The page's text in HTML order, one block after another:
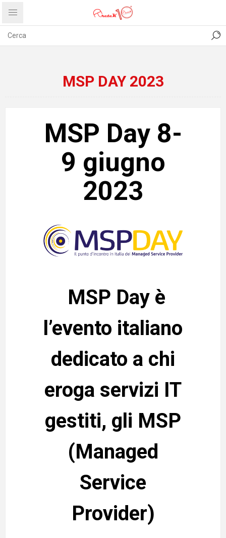
PRIVACY ABOUT US
MSP DAY 2023
MSP Day 8-
9 giugno
2023
MSP Day è
l’evento italiano
dedicato a chi
eroga servizi IT
gestiti, gli MSP
(Managed
Service
Provider)